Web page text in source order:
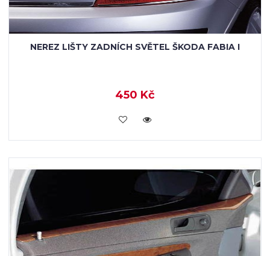
NEREZ LIŠTY ZADNÍCH SVĚTEL ŠKODA FABIA I
450 Kč
KOUPIT